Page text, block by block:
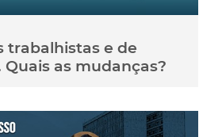
trabalhistas e de
as mudanças?